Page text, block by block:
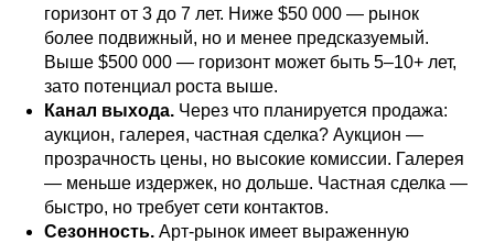
горизонт от 3 до 7 лет. Ниже $50 000 — рынок
более подвижный, но и менее предсказуемый.
Выше $500 000 — горизонт может быть 5–10+ лет,
зато потенциал роста выше.
Канал выхода. Через что планируется продажа:
аукцион, галерея, частная сделка? Аукцион —
прозрачность цены, но высокие комиссии. Галерея
— меньше издержек, но дольше. Частная сделка —
быстро, но требует сети контактов.
Сезонность. Арт-рынок имеет выраженную